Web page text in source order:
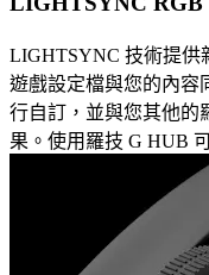
LIGHTSYNC 技術提供
遊戲設定檔與您的內容
行自訂，並與您其他的
果。使用羅技 G HUB